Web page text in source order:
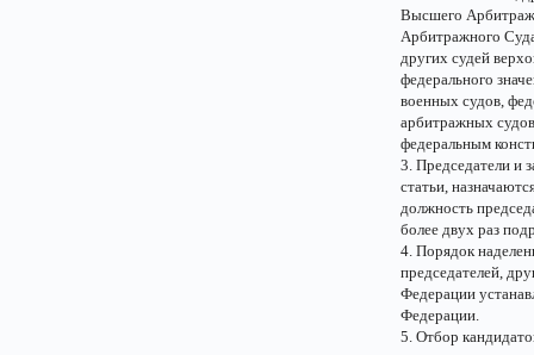
Высшего
Арбитражного
других судей
федерального
военных судов,
арбитражных
федеральным
3. Председатели и
статьи,
должность
более двух раз
4. Порядок
председателей,
Федерации
Федерации.
5. Отбор